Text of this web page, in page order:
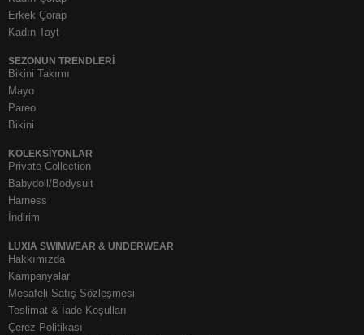
Erkek Çorap
Kadın Tayt
SEZONUN TRENDLERI
Bikini Takımı
Mayo
Pareo
Bikini
KOLEKSIYONLAR
Private Collection
Babydoll/Bodysuit
Harness
İndirim
LUXIA SWIMWEAR & UNDERWEAR
Hakkımızda
Kampanyalar
Mesafeli Satış Sözleşmesi
Teslimat & İade Koşulları
Çerez Politikası